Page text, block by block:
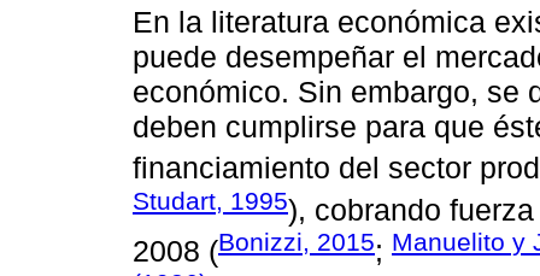
En la literatura económica
puede desempeñar el
económico. Sin embargo, se
deben cumplirse para que
financiamiento del sector
Studart, 1995), cobrando
2008 (Bonizzi, 2015; Manuelito y